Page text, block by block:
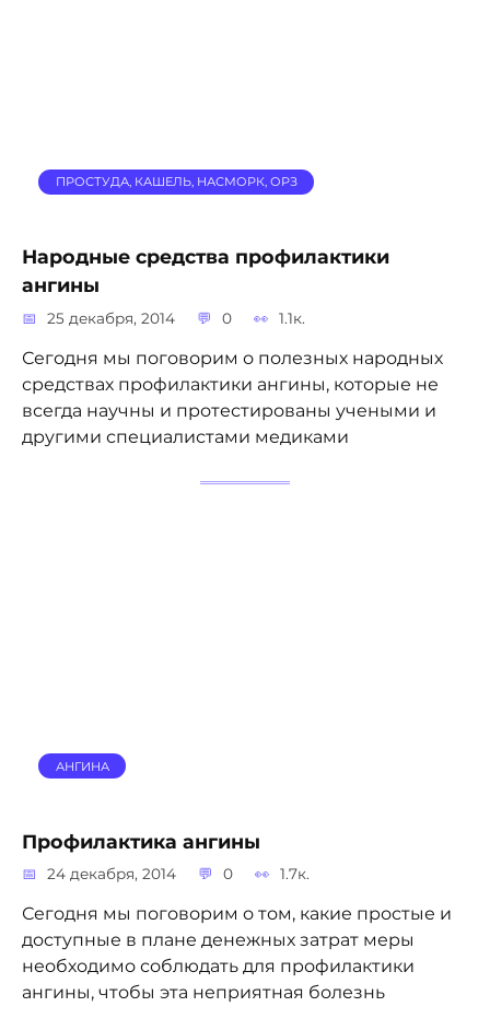
ПРОСТУДА, КАШЕЛЬ, НАСМОРК, ОРЗ
Народные средства профилактики
ангины
25 декабря, 2014 0 1.1к.
Сегодня мы поговорим о полезных народных
средствах профилактики ангины, которые не
всегда научны и протестированы учеными и
другими специалистами медиками
АНГИНА
Профилактика ангины
24 декабря, 2014 0 1.7к.
Сегодня мы поговорим о том, какие простые и
доступные в плане денежных затрат меры
необходимо соблюдать для профилактики
ангины, чтобы эта неприятная болезнь